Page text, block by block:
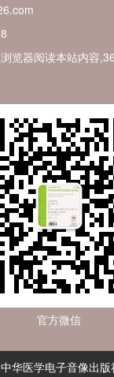
览器阅读本站内容
官方微信
华医学电子音像出